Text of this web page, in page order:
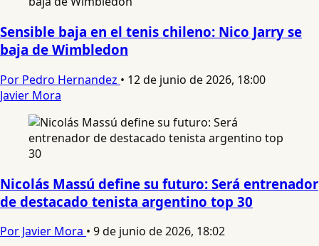
Sensible baja en el tenis chileno: Nico Jarry se
baja de Wimbledon
Por Pedro Hernandez • 12 de junio de 2026, 18:00
Javier Mora
Nicolás Massú define su futuro: Será entrenador
de destacado tenista argentino top 30
Por Javier Mora • 9 de junio de 2026, 18:02